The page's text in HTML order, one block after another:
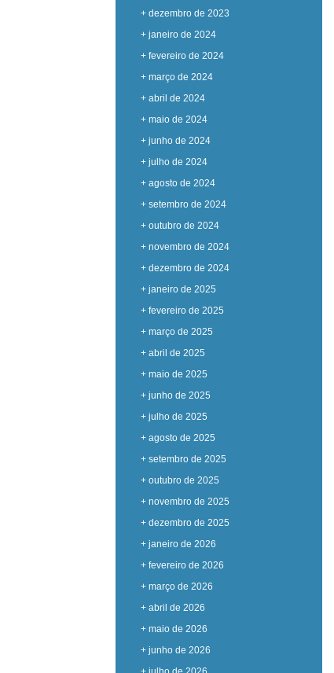
+ dezembro de 2023
+ janeiro de 2024
+ fevereiro de 2024
+ março de 2024
+ abril de 2024
+ maio de 2024
+ junho de 2024
+ julho de 2024
+ agosto de 2024
+ setembro de 2024
+ outubro de 2024
+ novembro de 2024
+ dezembro de 2024
+ janeiro de 2025
+ fevereiro de 2025
+ março de 2025
+ abril de 2025
+ maio de 2025
+ junho de 2025
+ julho de 2025
+ agosto de 2025
+ setembro de 2025
+ outubro de 2025
+ novembro de 2025
+ dezembro de 2025
+ janeiro de 2026
+ fevereiro de 2026
+ março de 2026
+ abril de 2026
+ maio de 2026
+ junho de 2026